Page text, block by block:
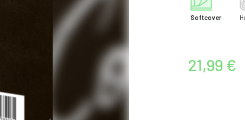
Softcover
21,99 €